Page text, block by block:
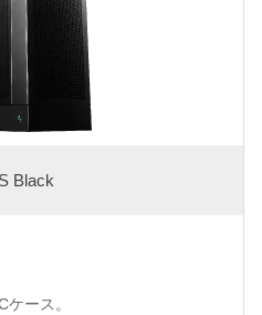
Black
ース。